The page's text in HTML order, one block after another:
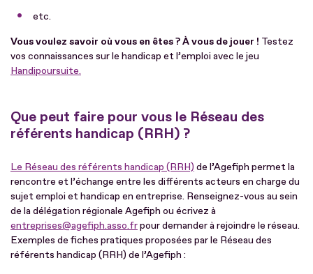
etc.
Vous voulez savoir où vous en êtes ? À vous de jouer ! Testez
vos connaissances sur le handicap et l’emploi avec le jeu
Handipoursuite.
Que peut faire pour vous le Réseau des
référents handicap (RRH) ?
Le Réseau des référents handicap (RRH) de l’Agefiph permet la
rencontre et l’échange entre les différents acteurs en charge du
sujet emploi et handicap en entreprise. Renseignez-vous au sein
de la délégation régionale Agefiph ou écrivez à
entreprises@agefiph.asso.frpour demander à rejoindre le réseau.
Exemples de fiches pratiques proposées par le Réseau des
référents handicap (RRH) de l’Agefiph :